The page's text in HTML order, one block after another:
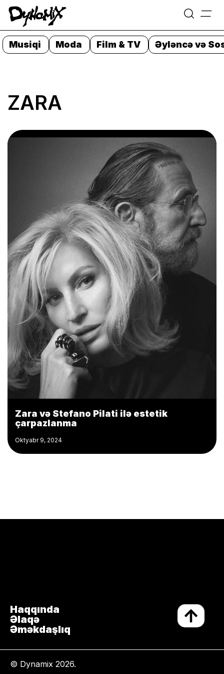
Skip
to
content
=
Musiqi Moda Film & TV Əyləncə və
ZARA
Zara və Stefano Pilati ilə estetik
çarpazlanma
Oktyabr 9, 2024
Haqqında
Əlaqə
Əməkdaşlıq
© Dynamix 2026.